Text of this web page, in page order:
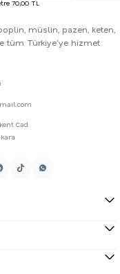
müslin, pazen, keten,
tüm Türkiye'ye hizmet
Cad.